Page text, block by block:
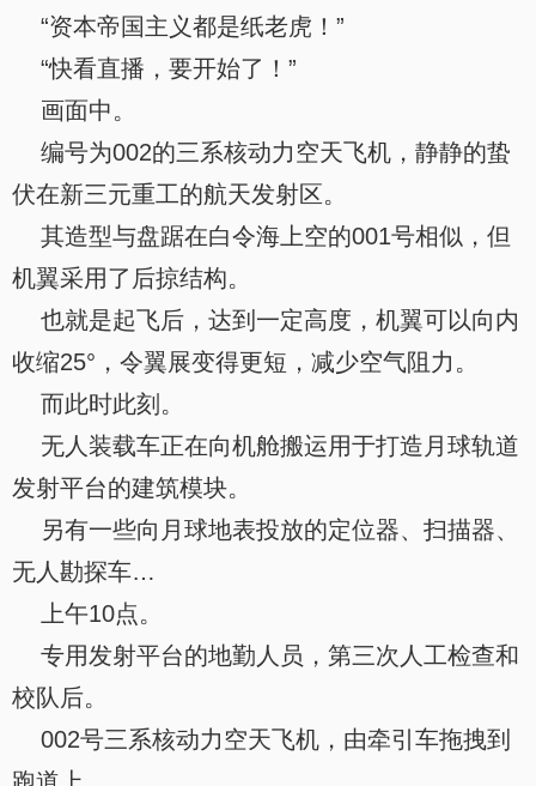
“资本帝国主义都是纸老虎！”
“快看直播，要开始了！”
画面中。
编号为002的三系核动力空天飞机，静静的蛰
伏在新三元重工的航天发射区。
其造型与盘踞在白令海上空的001号相似，但
机翼采用了后掠结构。
也就是起飞后，达到一定高度，机翼可以向内
收缩25°，令翼展变得更短，减少空气阻力。
而此时此刻。
无人装载车正在向机舱搬运用于打造月球轨道
发射平台的建筑模块。
另有一些向月球地表投放的定位器、扫描器、
无人勘探车…
上午10点。
专用发射平台的地勤人员，第三次人工检查和
校队后。
002号三系核动力空天飞机，由牵引车拖拽到